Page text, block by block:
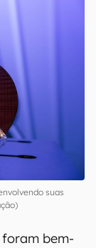
suas
bem-